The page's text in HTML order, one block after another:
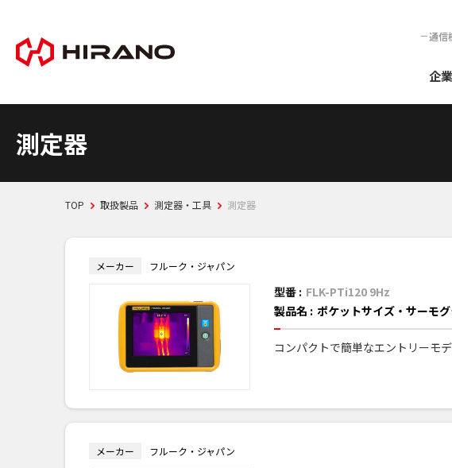
通信
企
測定器
TOP 取扱製品 測定器・工具 測定器
メーカー フルーク・ジャパン
型番 : FLK-PTi120 9Hz
製品名 : ポケットサイズ・サーモ
コンパクトで簡単なエントリーモ
メーカー フルーク・ジャパン